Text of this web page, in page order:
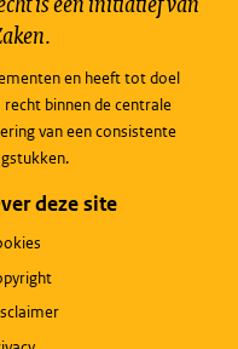
en heeft tot doel
binnen de centrale
van een consistente
deze site